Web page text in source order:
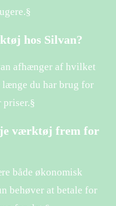
hos Silvan?
afhænger af hvilket
du har brug for
værktøj frem for
både økonomisk
behøver at betale for